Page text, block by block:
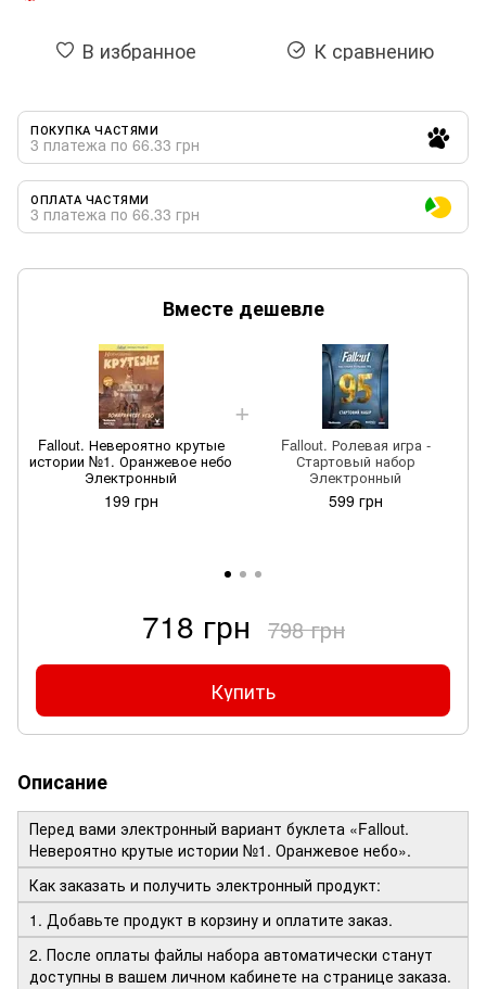
В избранное К сравнению
ПОКУПКА ЧАСТЯМИ
3 платежа по 66.33 грн
ОПЛАТА ЧАСТЯМИ
3 платежа по 66.33 грн
Вместе дешевле
Fallout. Невероятно крутые
истории №1. Оранжевое небо
Электронный
199 грн
Fallout. Ролевая игра -
Стартовый набор
Электронный
599 грн
718 грн 798 грн
Купить
Описание
Перед вами электронный вариант буклета «Fallout.
Невероятно крутые истории №1. Оранжевое небо».
Как заказать и получить электронный продукт:
1. Добавьте продукт в корзину и оплатите заказ.
2. После оплаты файлы набора автоматически станут
доступны в вашем личном кабинете на странице заказа.